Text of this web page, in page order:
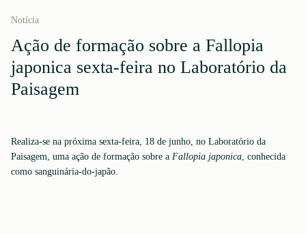
Notícia
Ação de formação sobre a Fallopia
japonica sexta-feira no Laboratório da
Paisagem
Realiza-se na próxima sexta-feira, 18 de junho, no Laboratório da
Paisagem, uma ação de formação sobre a Fallopia japonica, conhecida
como sanguinária-do-japão.